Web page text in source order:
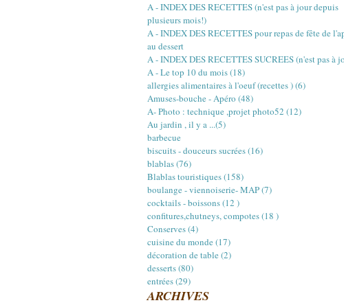
A - INDEX DES RECETTES (n'est pas à jour depuis
plusieurs mois!)
A - INDEX DES RECETTES pour repas de fête de
au dessert
A - INDEX DES RECETTES SUCREES (n'est pas à
A - Le top 10 du mois (18)
allergies alimentaires à l'oeuf (recettes ) (6)
Amuses-bouche - Apéro (48)
A- Photo : technique ,projet photo52 (12)
Au jardin , il y a ...(5)
barbecue
biscuits - douceurs sucrées (16)
blablas (76)
Blablas touristiques (158)
boulange - viennoiserie- MAP (7)
cocktails - boissons (12 )
confitures,chutneys, compotes (18 )
Conserves (4)
cuisine du monde (17)
décoration de table (2)
desserts (80)
entrées (29)
ARCHIVES